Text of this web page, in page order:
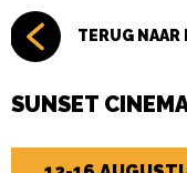
TERUG
SUNSET